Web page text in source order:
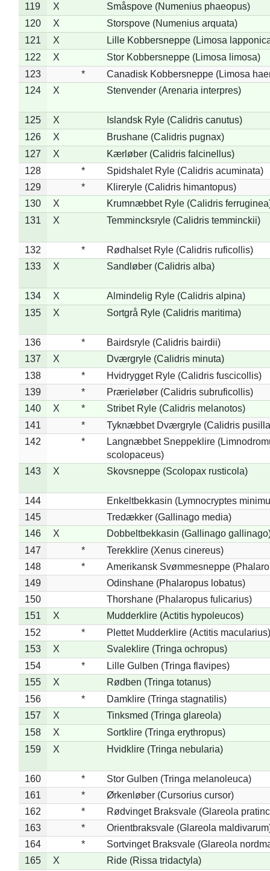
119
X
Småspove (Numenius phaeopus)
120
X
Storspove (Numenius arquata)
121
X
Lille Kobbersneppe (Limosa
122
X
Stor Kobbersneppe (Limosa limosa)
123
*
Canadisk Kobbersneppe (Limosa
124
X Stenvender (Arenaria interpres)
125 X
Islandsk Ryle (Calidris canutus)
126
X
Brushane (Calidris pugnax)
127
X
Kærløber (Calidris falcinellus)
128
*
Spidshalet Ryle (Calidris acuminata)
129
*
Klireryle (Calidris himantopus)
130
X
Krumnæbbet Ryle (Calidris
131
X Temmincksryle (Calidris temminckii)
132 *
Rødhalset Ryle (Calidris ruficollis)
133
X Sandløber (Calidris alba)
134 X
Almindelig Ryle (Calidris alpina)
135
X Sortgrå Ryle (Calidris maritima)
136 *
Bairdsryle (Calidris bairdii)
137
X
Dværgryle (Calidris minuta)
138
*
Hvidrygget Ryle (Calidris fuscicollis)
139
*
Prærieløber (Calidris subruficollis)
140
X *
Stribet Ryle (Calidris melanotos)
141
*
Tyknæbbet Dværgryle (Calidris
142
*
Langnæbbet Sneppeklire
scolopaceus)
143
X Skovsneppe (Scolopax rusticola)
144
Enkeltbekkasin (Lymnocryptes
145
Tredækker (Gallinago media)
146
X
Dobbeltbekkasin (Gallinago
147
*
Terekklire (Xenus cinereus)
148
*
Amerikansk Svømmesneppe
149
Odinshane (Phalaropus lobatus)
150
Thorshane (Phalaropus fulicarius)
151
X
Mudderklire (Actitis hypoleucos)
152
*
Plettet Mudderklire (Actitis macularius)
153
X
Svaleklire (Tringa ochropus)
154
*
Lille Gulben (Tringa flavipes)
155
X
Rødben (Tringa totanus)
156
*
Damklire (Tringa stagnatilis)
157
X
Tinksmed (Tringa glareola)
158
X
Sortklire (Tringa erythropus)
159
X Hvidklire (Tringa nebularia)
160 *
Stor Gulben (Tringa melanoleuca)
161
*
Ørkenløber (Cursorius cursor)
162
*
Rødvinget Braksvale (Glareola
163
*
Orientbraksvale (Glareola
164
*
Sortvinget Braksvale (Glareola
165
X
Ride (Rissa tridactyla)